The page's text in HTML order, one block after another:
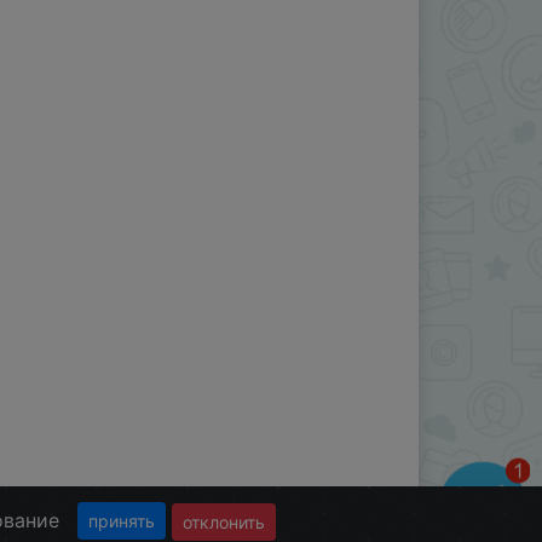
принять отклонить